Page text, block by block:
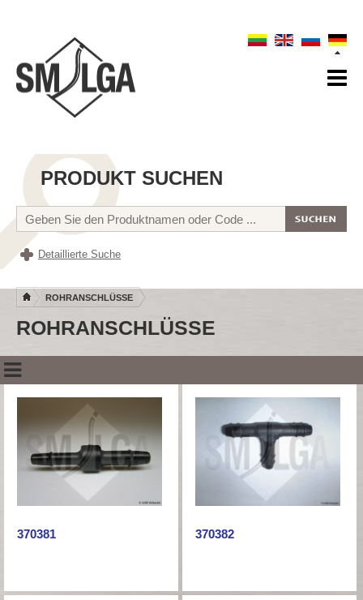
PRODUKT SUCHEN
Detaillierte Suche
ROHRANSCHLÜSSE
ROHRANSCHLÜSSE
370381 370382